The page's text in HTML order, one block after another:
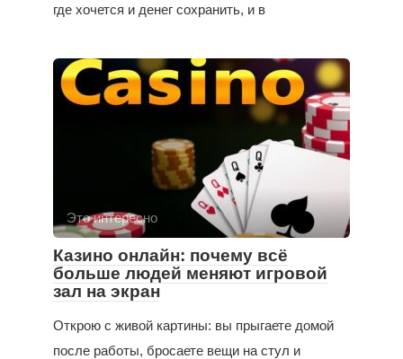
где хочется и денег сохранить, и в
Это интересно
Казино онлайн: почему всё
больше людей меняют игровой
зал на экран
Открою с живой картины: вы прыгаете домой
после работы, бросаете вещи на стул и